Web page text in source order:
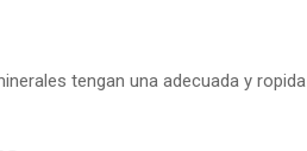
tengan una adecuada y ropida